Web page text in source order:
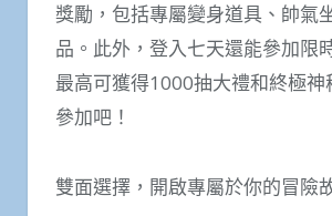
獎勵，包括專屬變身道具、帥氣
品。此外，登入七天還能參加限
最高可獲得1000抽大禮和終極神
參加吧！
雙面選擇，開啟專屬於你的冒險